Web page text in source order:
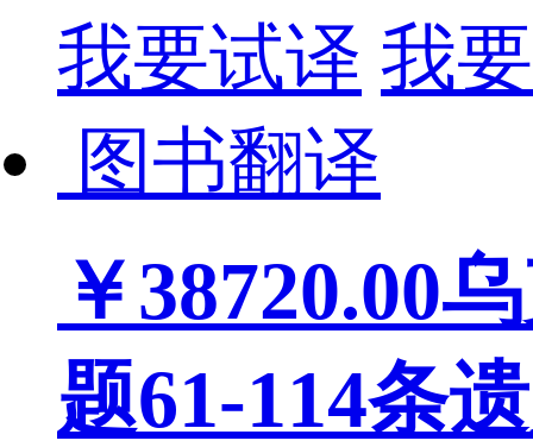
我要试译 我
图书翻译
￥38720.00
题61-114条